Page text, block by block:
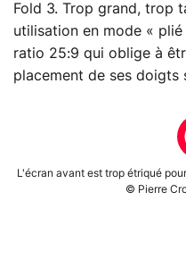
Fold 3. Trop grand, trop
utilisation en mode «
ratio 25:9 qui oblige à
placement de ses doigts
L'écran avant est trop étriqué
© Pierre